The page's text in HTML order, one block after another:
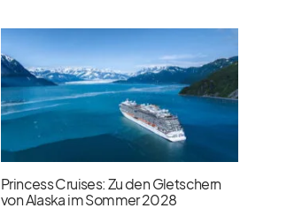
Princess Cruises: Zu den Gletschern
von Alaska im Sommer 2028